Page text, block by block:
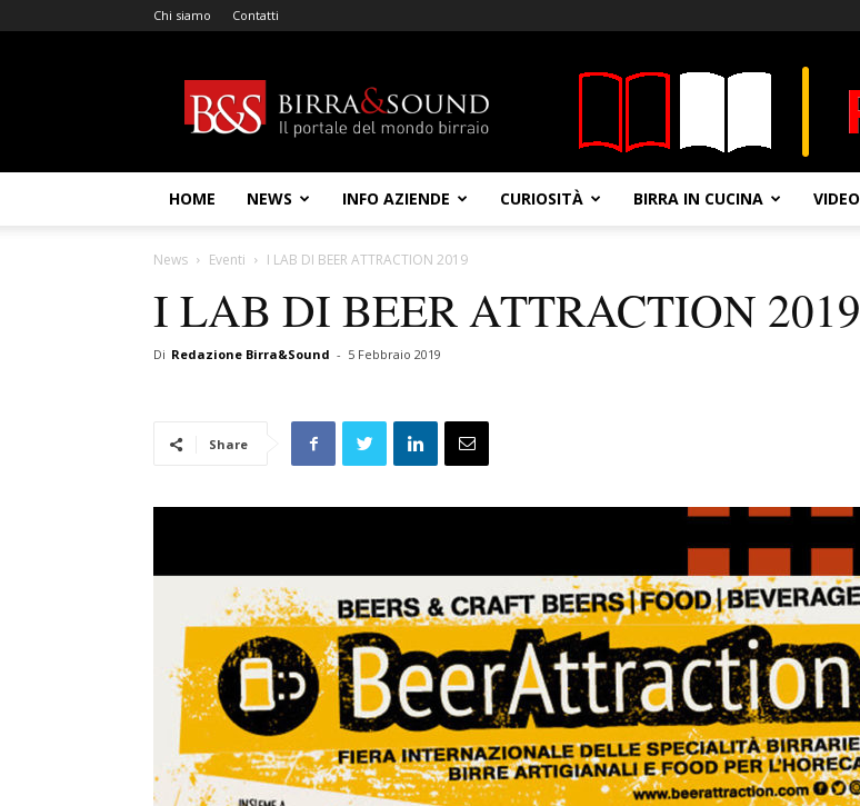
Chi siamo Contatti
&
Sound
HOME NEWS INFO AZIENDE CURIOSITÀ BIRRA IN CUCINA VIDEO
News Eventi I LAB DI BEER ATTRACTION 2019
I LAB DI BEER ATTRACTION 2019
Di Redazione Birra&Sound - 5 Febbraio 2019
Share